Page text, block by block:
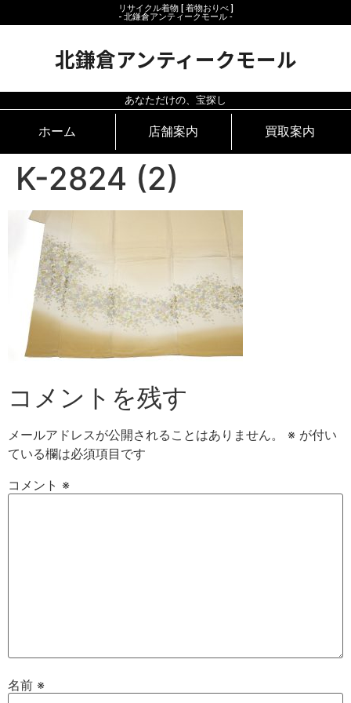
リサイクル着物 [ 着物おりべ ]
- 北鎌倉アンティークモール ‐
北鎌倉アンティークモール
あなただけの、宝探し
ホーム 店舗案内 買取案内
K-2824 (2)
コメントを残す
メールアドレスが公開されることはありません。 ※ が付い
ている欄は必須項目です
コメント ※
名前 ※